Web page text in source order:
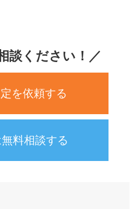
談ください！／
を依頼する
無料相談する